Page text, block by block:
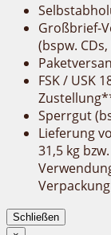
Großbrief-
(bspw.
FSK / USK
Sperrgut
Lieferung
31,5 kg
Schließen